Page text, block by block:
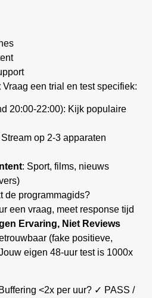
Vraag een trial en test specifiek:
20:00-22:00): Kijk populaire
Stream op 2-3 apparaten
: Sport, films, nieuws
de programmagids?
een vraag, meet response tijd
Ervaring, Niet Reviews
(fake positieve,
eigen 48-uur test is 1000x
<2x per uur? ✓ PASS /